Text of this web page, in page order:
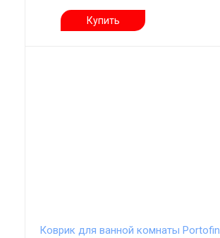
Купить
Коврик для ванной комнаты